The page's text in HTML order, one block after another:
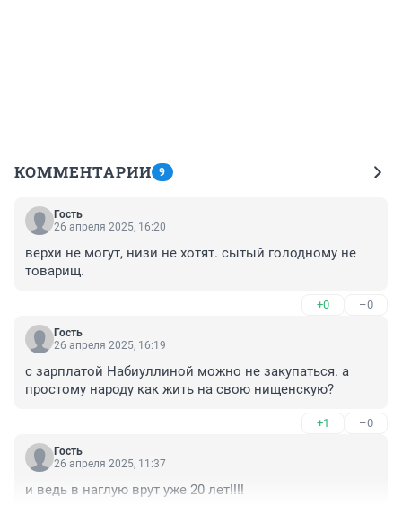
КОММЕНТАРИИ 9
Гость
26 апреля 2025, 16:20
верхи не могут, низи не хотят. сытый голодному не
товарищ.
+0 –0
Гость
26 апреля 2025, 16:19
с зарплатой Набиуллиной можно не закупаться. а
простому народу как жить на свою нищенскую?
+1 –0
Гость
26 апреля 2025, 11:37
и ведь в наглую врут уже 20 лет!!!!